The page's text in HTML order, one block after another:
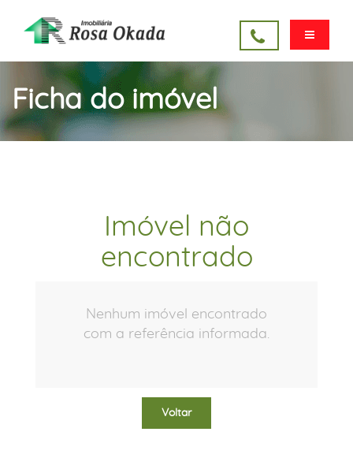
Ficha do imóvel
Imóvel não
encontrado
Nenhum imóvel encontrado
com a referência informada.
Voltar